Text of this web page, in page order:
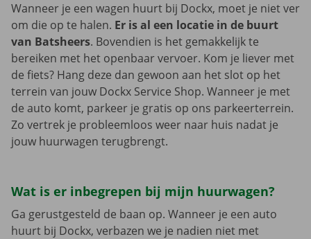
Wanneer je een wagen huurt bij Dockx, moet je niet ver
om die op te halen. Er is al een locatie in de buurt
van Batsheers. Bovendien is het gemakkelijk te
bereiken met het openbaar vervoer. Kom je liever met
de fiets? Hang deze dan gewoon aan het slot op het
terrein van jouw Dockx Service Shop. Wanneer je met
de auto komt, parkeer je gratis op ons parkeerterrein.
Zo vertrek je probleemloos weer naar huis nadat je
jouw huurwagen terugbrengt.
Wat is er inbegrepen bij mijn huurwagen?
Ga gerustgesteld de baan op. Wanneer je een auto
huurt bij Dockx, verbazen we je nadien niet met